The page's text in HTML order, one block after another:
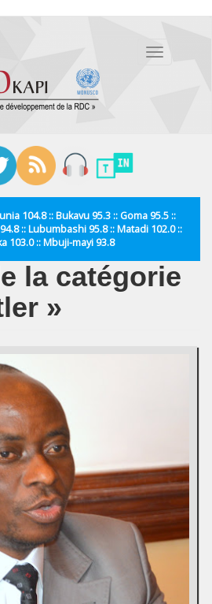
Toggle
104.8 :: Bukavu 95.3 :: Goma 95.5 ::
:: Lubumbashi 95.8 :: Matadi 102.0 ::
103.0 :: Mbuji-mayi 93.8
la catégorie
»